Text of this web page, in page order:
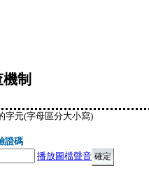
制
字元(字母區分大小寫)
證碼
播放圖檔聲音